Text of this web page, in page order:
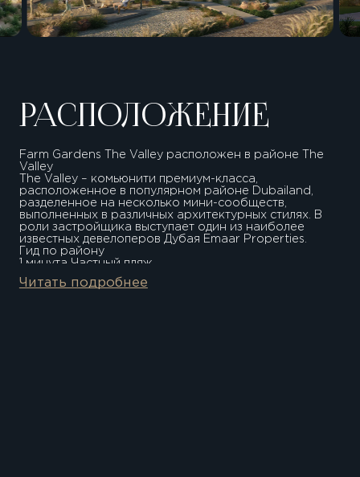
РАСПОЛОЖЕНИЕ
Farm Gardens The Valley расположен в районе The
Valley
The Valley – комьюнити премиум-класса,
расположенное в популярном районе Dubailand,
разделенное на несколько мини-сообществ,
выполненных в различных архитектурных стилях. В
роли застройщика выступает один из наиболее
известных девелоперов Дубая Emaar Properties.
Гид по району
1 минута Частный пляж
35 минут ТЦ Марина Молл
25 минут Международный аэропорт Дубая
Читать подробнее